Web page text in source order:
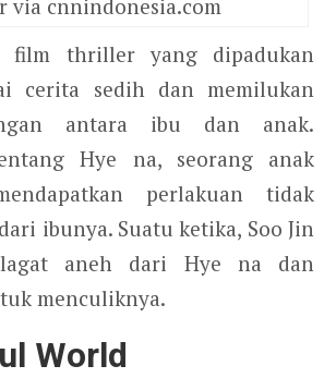
via cnnindonesia.com
film thriller yang dipadukan
cerita sedih dan memilukan
antara ibu dan anak.
Hye na, seorang anak
perlakuan tidak
ibunya. Suatu ketika, Soo Jin
aneh dari Hye na dan
menculiknya.
World